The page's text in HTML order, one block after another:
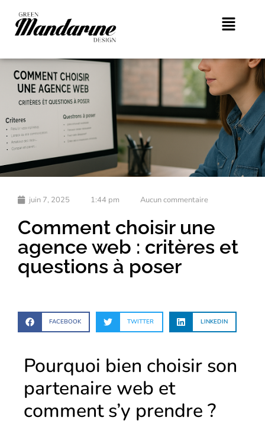
juin 7, 2025 1:44 pm Aucun commentaire
Comment choisir une
agence web : critères et
questions à poser
FACEBOOK TWITTER LINKEDIN
Pourquoi bien choisir son
partenaire web et
comment s’y prendre ?